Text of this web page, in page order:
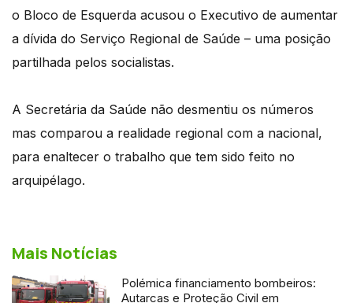
o Bloco de Esquerda acusou o Executivo de aumentar
a dívida do Serviço Regional de Saúde – uma posição
partilhada pelos socialistas.
A Secretária da Saúde não desmentiu os números
mas comparou a realidade regional com a nacional,
para enaltecer o trabalho que tem sido feito no
arquipélago.
Mais Notícias
Polémica financiamento bombeiros:
Autarcas e Proteção Civil em